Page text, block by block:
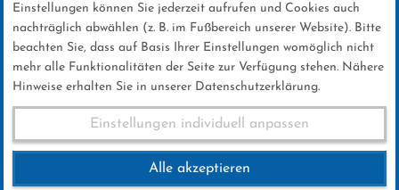
Nikolauslauf
Nikolauslauf
30.NOVEMBER 2018
Einstellungen können Sie jederzeit aufrufen und Cookies auch
nachträglich abwählen (z. B. im Fußbereich unserer Website). Bitte
beachten Sie, dass auf Basis Ihrer Einstellungen womöglich nicht
mehr alle Funktionalitäten der Seite zur Verfügung stehen. Nähere
Hinweise erhalten Sie in unserer Datenschutzerklärung.
Einstellungen individuell anpassen
Alle akzeptieren